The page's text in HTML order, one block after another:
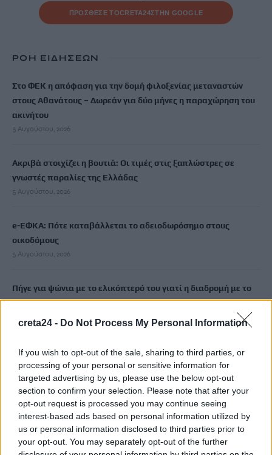
creta24 - Do Not Process My Personal Information
If you wish to opt-out of the sale, sharing to third parties, or
processing of your personal or sensitive information for
targeted advertising by us, please use the below opt-out
section to confirm your selection. Please note that after your
opt-out request is processed you may continue seeing
interest-based ads based on personal information utilized by
us or personal information disclosed to third parties prior to
your opt-out. You may separately opt-out of the further
ΠΡΟΣΘΕΣΕ ΤΟCRETA24ΣΤΗΝ GOOGLE
ΡΟΗ ΕΙΔΗΣΕΩΝ
Στο ΦΕΚ η απόφαση για την δομή φιλοξενίας μεταναστών
στους Αθανάτους – Δωρεάν για δύο μήνες η παραχώρηση του
ακινήτου
5 Αυγούστου, 2026
Ακριβά στοιχίζει η βουτιά: Οι τιμές στις ξαπλώστρες σε
γνωστές παραλίες της Ελλάδας
5 Αυγούστου, 2026
e-ΕΦΚΑ: Πότε καταβάλλεται το αδειοδωρόσημο στους
οικοδόμους
5 Αυγούστου, 2026
Πήγε για ψώνια με το ελικόπτερό του γιατί η διαδρομή με το
αμάξι ήταν… πολύ μεγάλη
Μύκονος: 35χρονος οδηγός έκλεψε από τουρίστα επώνυμη
τσάντα και ρολόι αξίας 75.000 ευρώ
5 Αυγούστου, 2026
Σύσκεψη εργασίας για θέματα Μεταφορών και Επικοινωνιών
5 Αυγούστου, 2026